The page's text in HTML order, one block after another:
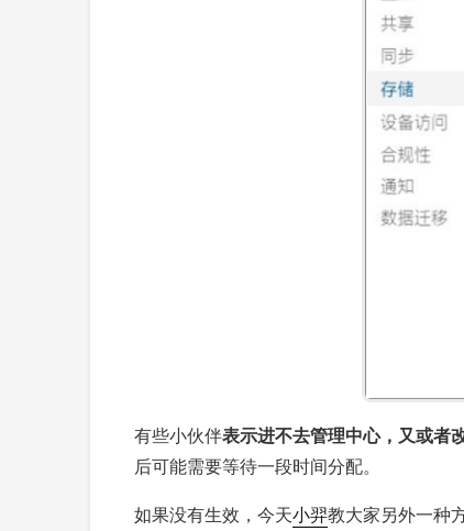
有些小伙伴表示进不去管理中心，又或者
后可能需要等待一段时间分配。
如果没有生效，今天小羿教大家另外一种